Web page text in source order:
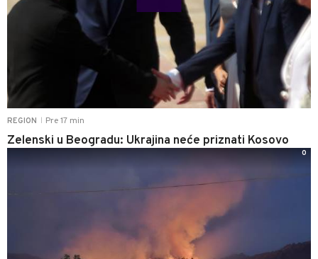
REGION Pre 17 min
Zelenski u Beogradu: Ukrajina neće priznati Kosovo
0